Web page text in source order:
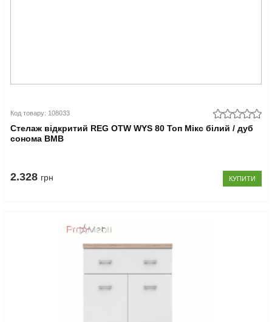
Код товару: 108033
Стелаж відкритий REG OTW WYS 80 Топ Мікс білий / дуб
сонома ВМВ
2.328 грн КУПИТИ